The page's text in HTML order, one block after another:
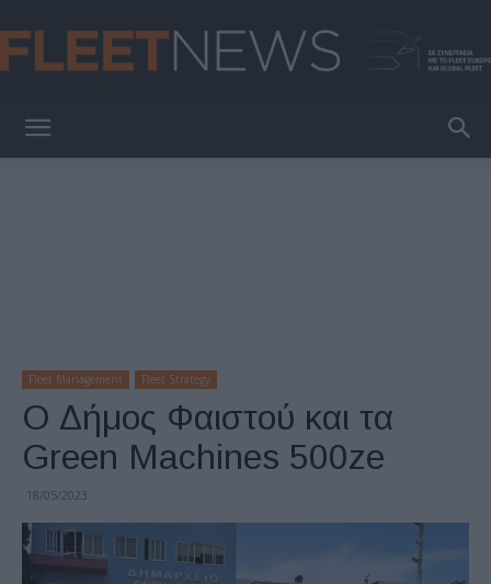
Fleet Management Fleet Strategy
Ο Δήμος Φαιστού και τα
Green Machines 500ze
18/05/2023